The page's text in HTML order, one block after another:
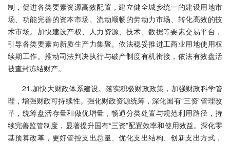
制，促进各类要素资源高效配置，建立健全城乡统一的建设用地市
场、功能完善的资本市场、流动顺畅的劳动力市场、转化高效的技
术市场。加快建设产权、人力资源、技术、数据等要素交易平台，
引导各类要素向新质生产力集聚。依法稳妥推进工商业用地使用权
续期工作。推动司法判决执行与破产制度有机衔接，依法有效盘活
被查封冻结财产。
21.加快大财政体系建设。落实积极财政政策，加强财政科学管
理，增强财政可持续性。强化财政资源统筹，深化国有“三资”管理改
革，统筹盘活存量和做优增量，畅通分类处置与规范利用路径，持
续完善监管制度，显著提升国有“三资”配置效率和使用效益。深化零
基预算改革，更好管控支出总量、优化支出结构、创新支出方式，